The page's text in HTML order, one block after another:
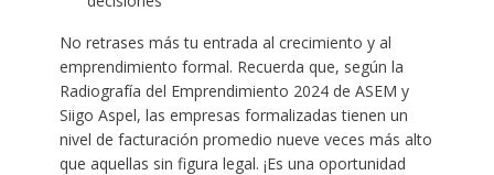
No retrases más tu entrada al crecimiento y al
emprendimiento formal. Recuerda que, según la
Radiografía del Emprendimiento 2024 de ASEM y
Siigo Aspel, las empresas formalizadas tienen un
nivel de facturación promedio nueve veces más alto
que aquellas sin figura legal. ¡Es una oportunidad